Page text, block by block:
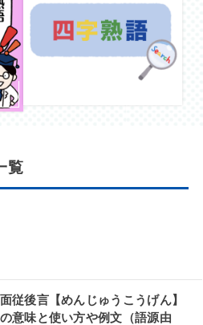
覧
面従後言【めんじゅうこうげん】
の意味と使い方や例文（語源由